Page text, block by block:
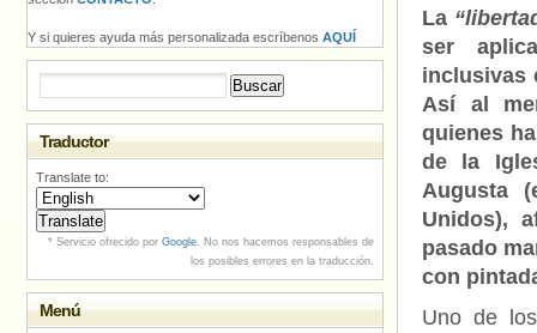
La
ser
inclusivas
Así al
quienes
de la
Augusta
Unidos),
pasado
con
Uno de
Y si quieres ayuda más personalizada escríbenos AQUÍ
Traductor
Translate to:
* Servicio ofrecido por Google. No nos hacemos responsables de
los posibles errores en la traducción.
Menú